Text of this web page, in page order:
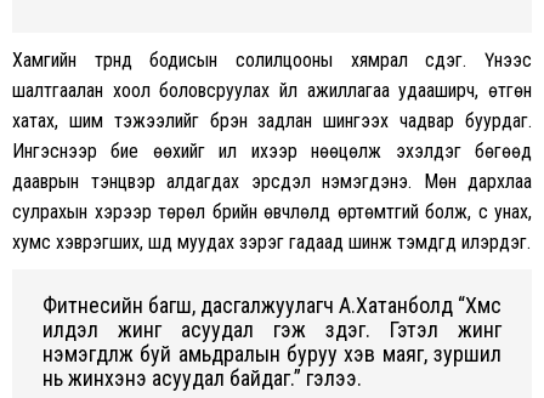
Хамгийн түрүүнд бодисын солилцооны хямрал үүсдэг. Үүнээс
шалтгаалан хоол боловсруулах үйл ажиллагаа удааширч, өтгөн
хатах, шим тэжээлийг бүрэн задлан шингээх чадвар буурдаг.
Ингэснээр бие өөхийг илүү ихээр нөөцөлж эхэлдэг бөгөөд
дааврын тэнцвэр алдагдах эрсдэл нэмэгдэнэ. Мөн дархлаа
сулрахын хэрээр төрөл бүрийн өвчлөлд өртөмтгий болж, үс унах,
хумс хэврэгших, шүд муудах зэрэг гадаад шинж тэмдгүүд илэрдэг.
Фитнесийн багш, дасгалжуулагч А.Хатанболд “Хүмүүс
илүүдэл жинг асуудал гэж үздэг. Гэтэл жинг
нэмэгдүүлж буй амьдралын буруу хэв маяг, зуршил
нь жинхэнэ асуудал байдаг.” гэлээ.